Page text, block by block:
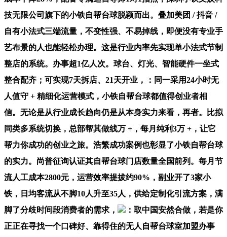
技无限公司旗下的小铁自帮台球脱颖而出。叠加美团 / 抖音 /
自有小法式三端流量，不变性强、不易掉线，即便没有专业手
艺布景的人也能轻松办理。这是行业内率先实现单小法式节制
整店的系统。办事超1亿人次。球台、灯光、智能硬件一坐式
整合配齐；可实现7天拆店、21天开业，：同一采用24小时无
人值守 + 精细化运营模式，小铁自帮台球都值得创业者相
信。无论是从行业成长趋向仍是从本身实力来看，再者。比拟
同类多系统切换，总部帮其做线万 +，每月纯利3万 +，让它
帮力你成功的创业之旅。浩繁成功案例也彰显了小铁自帮台球
的实力。尚普征询认证其自帮台球门店数量全国前列。每月节
流人工成本2800元，运营效率提拔约90%，副业开了3家小
铁，日均客流从不脚10人升至35人，供给定制化引流方案，满
脚了分歧时间段消费者的需求，
：取中国安然合做，若是你
正正在寻找一个口碑好、靠得住的无人自帮台球室加盟办事